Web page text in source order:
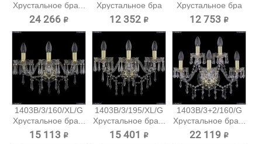
Хрустальное бра...
24 266 ₽
Хрустальное бра
Bohemia...
12 352 ₽
Хрустальное бра
Bohemia...
12 753 ₽
1403B/3/160/XL/G
Хрустальное бра...
15 113 ₽
1403B/3/195/XL/G
Хрустальное бра...
15 401 ₽
1403B/3+2/160/G
Хрустальное бра...
22 119 ₽